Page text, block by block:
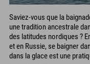
Saviez-vous que la
une tradition ancestrale
des latitudes nordiques ?
et en Russie, se baigner
dans la glace est une